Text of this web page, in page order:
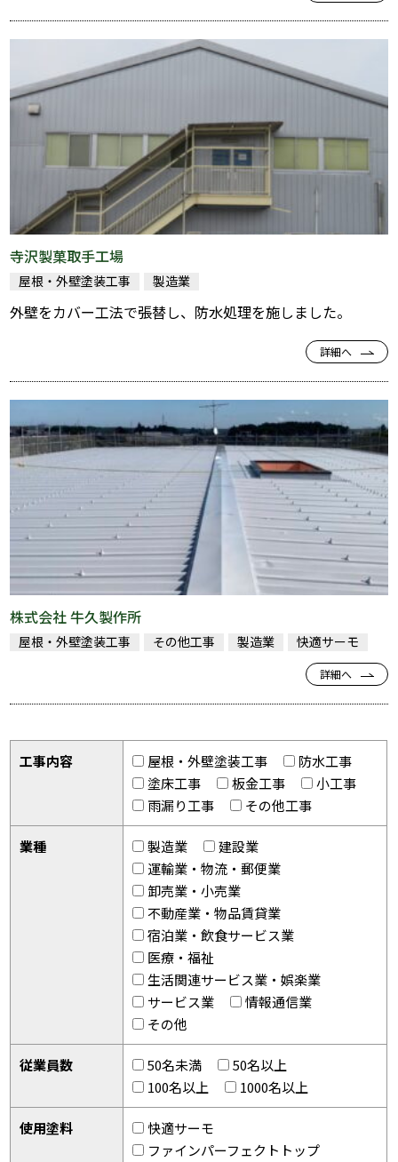
寺沢製菓取手工場
屋根・外壁塗装工事 製造業
外壁をカバー工法で張替し、防水処理を施しました。
詳細へ
株式会社 牛久製作所
屋根・外壁塗装工事 その他工事 製造業 快適サーモ
詳細へ
工事内容 屋根・外壁塗装工事
防水工事
塗床工事
板金工事
小工事
雨漏り工事
その他工事
業種 製造業
建設業
運輸業・物流・郵便業
卸売業・小売業
不動産業・物品賃貸業
宿泊業・飲食サービス業
医療・福祉
生活関連サービス業・娯楽業
サービス業
情報通信業
その他
従業員数 50名未満
50名以上
100名以上
1000名以上
使用塗料
快適サーモ
ファインパーフェクトトップ